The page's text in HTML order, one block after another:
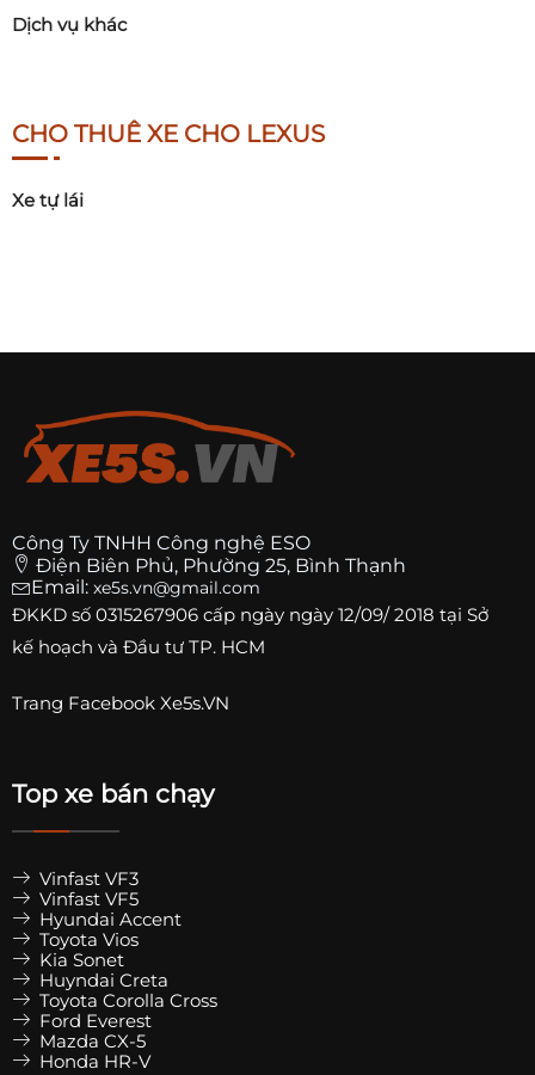
Dịch vụ khác
CHO THUÊ XE CHO LEXUS
Xe tự lái
Công Ty TNHH Công nghệ ESO
Điện Biên Phủ, Phường 25, Bình Thạnh
Email: xe5s.vn@gmail.com
ĐKKD số 0315267906 cấp ngày ngày 12/09/ 2018 tại Sở
kế hoạch và Đầu tư TP. HCM
Trang Facebook Xe5s.VN
Top xe bán chạy
Vinfast VF3
Vinfast VF5
Hyundai Accent
Toyota Vios
Kia Sonet
Huyndai Creta
Toyota Corolla Cross
Ford Everest
Mazda CX-5
Honda HR-V